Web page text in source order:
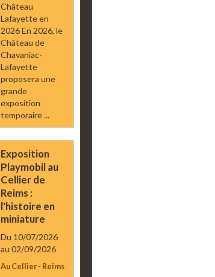
Château
Lafayette en
2026 En 2026, le
Château de
Chavaniac-
Lafayette
proposera une
grande
exposition
temporaire ...
Exposition
Playmobil au
Cellier de
Reims :
l'histoire en
miniature
Du 10/07/2026
au 02/09/2026
Au Cellier - Reims